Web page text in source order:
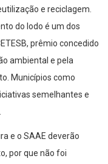
e reciclagem.
do lodo é um dos
prêmio concedido
ambiental e pela
Municípios como
semelhantes e
e o SAAE deverão
por que não foi